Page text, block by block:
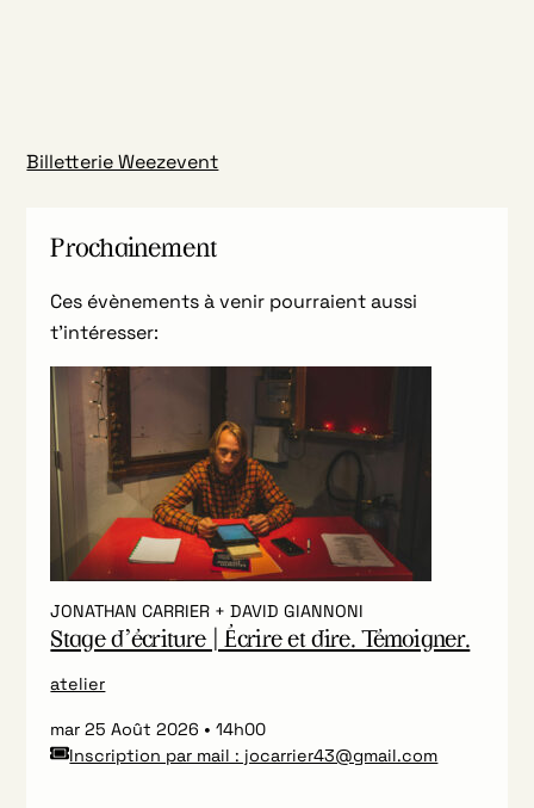
Billetterie Weezevent
Prochainement
Ces évènements à venir pourraient aussi
t’intéresser:
JONATHAN CARRIER + DAVID GIANNONI
Stage d’écriture | Écrire et dire. Témoigner.
atelier
mar 25 Août 2026
14h00
Inscription par mail : jocarrier43@gmail.com